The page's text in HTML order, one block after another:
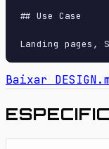
## Use Case
Baixar